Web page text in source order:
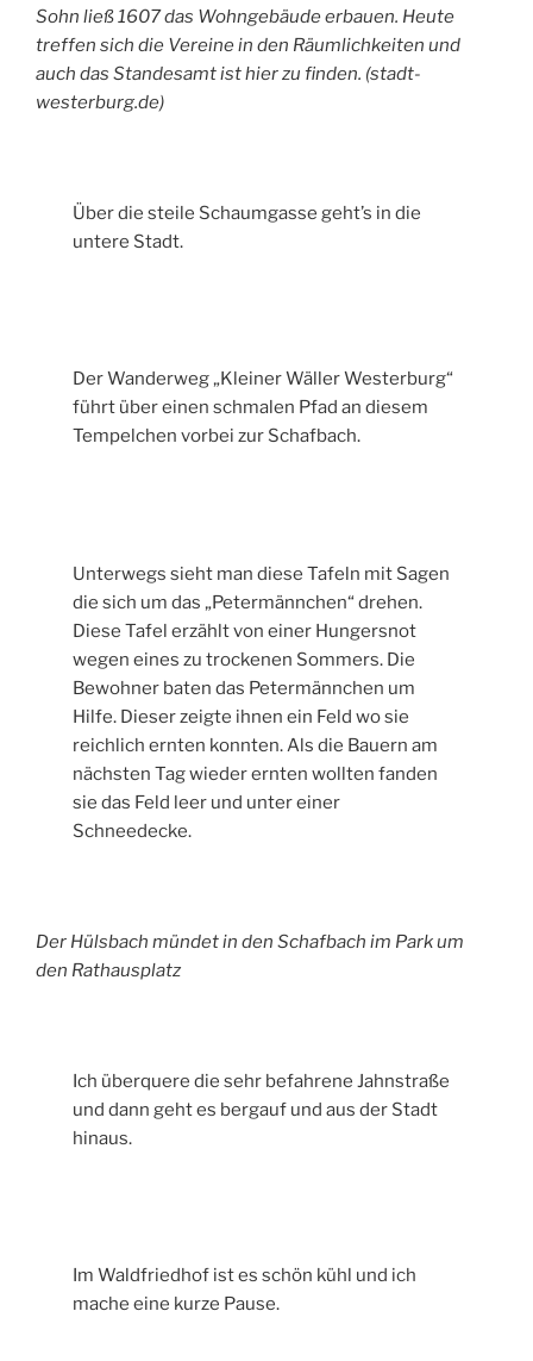
Sohn ließ 1607 das Wohngebäude erbauen. Heute
treffen sich die Vereine in den Räumlichkeiten und
auch das Standesamt ist hier zu finden. (stadt-
westerburg.de)
Über die steile Schaumgasse geht’s in die
untere Stadt.
Der Wanderweg „Kleiner Wäller Westerburg“
führt über einen schmalen Pfad an diesem
Tempelchen vorbei zur Schafbach.
Unterwegs sieht man diese Tafeln mit Sagen
die sich um das „Petermännchen“ drehen.
Diese Tafel erzählt von einer Hungersnot
wegen eines zu trockenen Sommers. Die
Bewohner baten das Petermännchen um
Hilfe. Dieser zeigte ihnen ein Feld wo sie
reichlich ernten konnten. Als die Bauern am
nächsten Tag wieder ernten wollten fanden
sie das Feld leer und unter einer
Schneedecke.
Der Hülsbach mündet in den Schafbach im Park um
den Rathausplatz
Ich überquere die sehr befahrene Jahnstraße
und dann geht es bergauf und aus der Stadt
hinaus.
Im Waldfriedhof ist es schön kühl und ich
mache eine kurze Pause.